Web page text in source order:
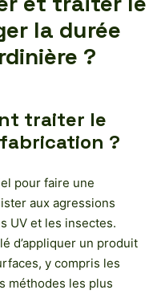
la durée
?
traiter le
?
pour faire une
aux agressions
UV et les insectes.
d’appliquer un produit
y compris les
méthodes les plus